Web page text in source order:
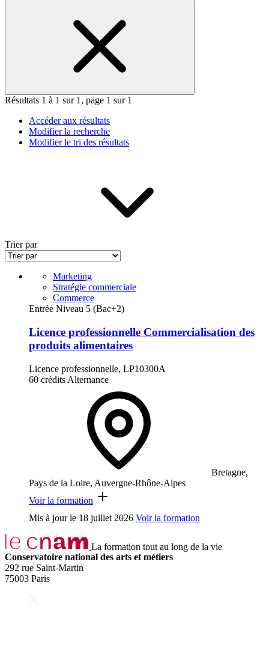
Résultats 1 à 1 sur 1, page 1 sur 1
Accéder aux résultats
Modifier la recherche
Modifier le tri des résultats
Trier par
Marketing
Stratégie commerciale
Commerce
Entrée Niveau 5 (Bac+2)
Licence professionnelle Commercialisation des
produits alimentaires
Licence professionnelle, LP10300A
60 crédits Alternance
Bretagne,
Pays de la Loire, Auvergne-Rhône-Alpes
Voir la formation
Mis à jour le 18 juillet 2026 Voir la formation
La formation tout au long de la vie
Conservatoire national des arts et métiers
292 rue Saint-Martin
75003 Paris